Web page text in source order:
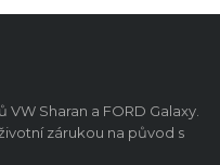
Sharan a FORD Galaxy.
zárukou na původ s